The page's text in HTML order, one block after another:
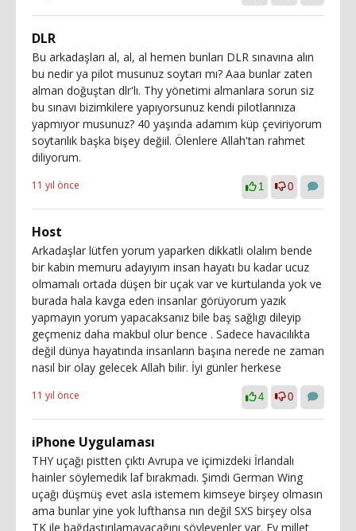
DLR
Bu arkadaşları al, al, al hemen bunları DLR sınavına alın
bu nedir ya pilot musunuz soytarı mı? Aaa bunlar zaten
alman doğuştan dlr'lı. Thy yönetimi almanlara sorun siz
bu sınavı bizimkilere yapıyorsunuz kendi pilotlarınıza
yapmıyor musunuz? 40 yaşında adamım küp çeviriyorum
soytarılık başka bişey değiil. Ölenlere Allah'tan rahmet
diliyorum.
11 yıl önce 1 0
Host
Arkadaşlar lütfen yorum yaparken dikkatli olalım bende
bir kabin memuru adayıyım insan hayatı bu kadar ucuz
olmamalı ortada düşen bir uçak var ve kurtulanda yok ve
burada hala kavga eden insanlar görüyorum yazık
yapmayın yorum yapacaksanız bile baş sağlıgı dileyip
geçmeniz daha makbul olur bence . Sadece havacılıkta
değil dünya hayatında insanların başına nerede ne zaman
nasıl bir olay gelecek Allah bilir. İyi günler herkese
11 yıl önce 4 0
iPhone Uygulaması
THY uçağı pistten çıktı Avrupa ve içimizdeki İrlandalı
hainler söylemedik laf bırakmadı. Şimdi German Wing
uçağı düşmüş evet asla istemem kimseye birşey olmasın
ama bunlar yine yok lufthansa nın değil SXS birşey olsa
TK ile bağdaştırılamayacağını söyleyenler var. Ey millet